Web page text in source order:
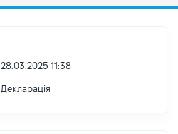
28.03.2025 11:38
Декларація